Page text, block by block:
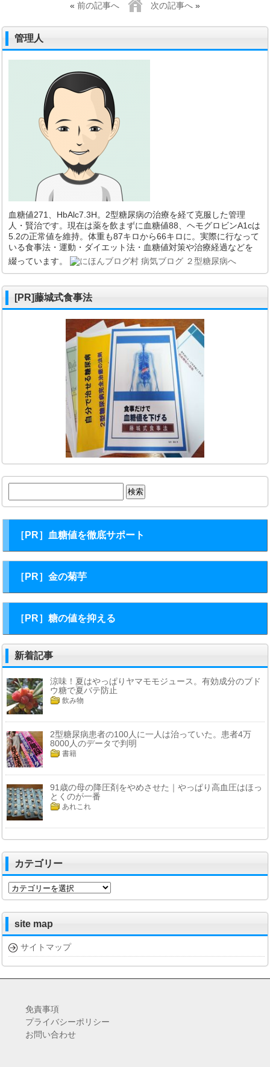
« 前の記事へ 次の記事へ »
管理人
血糖値271、HbAlc7.3H。2型糖尿病の治療を経て克服した管理
人・賢治です。現在は薬を飲まずに血糖値88、ヘモグロビンA1cは
5.2の正常値を維持。体重も87キロから66キロに。実際に行なって
いる食事法・運動・ダイエット法・血糖値対策や治療経過などを
綴っています。
[PR]藤城式食事法
索:
［PR］血糖値を徹底サポート
［PR］金の菊芋
［PR］糖の値を抑える
新着記事
涼味！夏はやっぱりヤマモモジュース。有効成分のブド
ウ糖で夏バテ防止
飲み物
2型糖尿病患者の100人に一人は治っていた。患者4万
8000人のデータで判明
書籍
91歳の母の降圧剤をやめさせた｜やっぱり高血圧はほっ
とくのが一番
あれこれ
カテゴリー
カ
リ
ー
site map
サイトマップ
免責事項
プライバシーポリシー
お問い合わせ